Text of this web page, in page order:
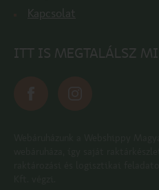
Kapcsolat
ITT IS MEGTALÁLSZ